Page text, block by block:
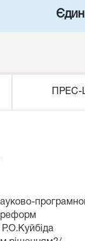
реформ
Р.О.Куйбіда